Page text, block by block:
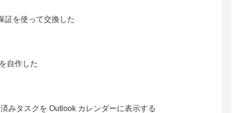
証を使って交換した
自作した
みタスクを Outlook カレンダーに表示する